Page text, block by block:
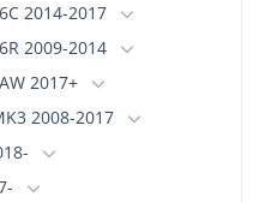
2014-2017
2009-2014
2017+
2008-2017